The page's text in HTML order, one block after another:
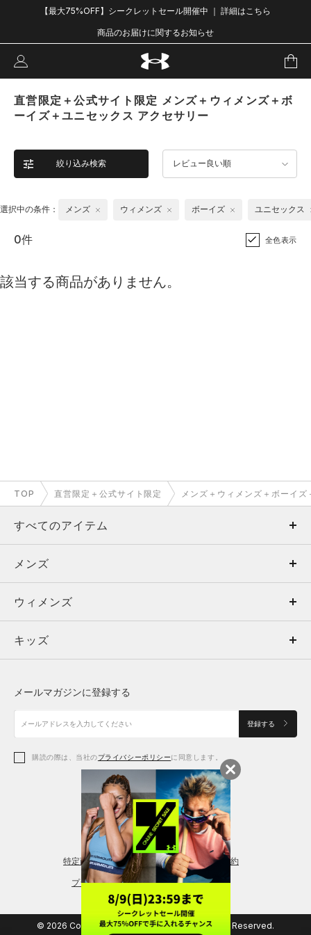
【最大75%OFF】シークレットセール開催中 ｜ 詳細はこちら
商品のお届けに関するお知らせ
直営限定＋公式サイト限定 メンズ＋ウィメンズ＋ボ
ーイズ＋ユニセックス アクセサリー
絞り込み検索 レビュー良い順
選択中の条件： メンズ ウィメンズ ボーイズ ユニセックス
0件 全色表示
該当する商品がありません。
TOP 直営限定＋公式サイト限定 メンズ＋ウィメンズ＋ボーイズ
すべてのアイテム
メンズ
ウィメンズ
キッズ
アクセサリー
メンズ
トップス
ボトムス
アクセサリー
ウィメンズ
トップス
シューズ
アクセサリー
レギンス＆タイツ
キッズ
シューズ
メールマガジンに登録する
登録する
購読の際は、当社のプライバシーポリシーに同意します。
特定商取引法に基づく通販の表記 会員規約
プライバシーポリシー
© 2026 Copyright DOME Corporation. All Rights Reserved.